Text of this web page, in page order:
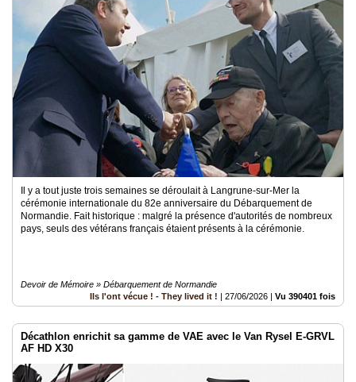
Il y a tout juste trois semaines se déroulait à Langrune-sur-Mer la
cérémonie internationale du 82e anniversaire du Débarquement de
Normandie. Fait historique : malgré la présence d'autorités de nombreux
pays, seuls des vétérans français étaient présents à la cérémonie.
Devoir de Mémoire » Débarquement de Normandie
Ils l'ont vécue ! - They lived it ! | 27/06/2026 | Vu 390401 fois
Décathlon enrichit sa gamme de VAE avec le Van Rysel E-GRVL
AF HD X30